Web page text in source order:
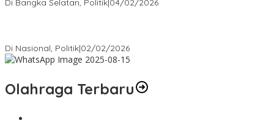
Di Bangka Selatan, Politik|04/02/2026
Di Nasional, Politik|02/02/2026
Olahraga Terbaru